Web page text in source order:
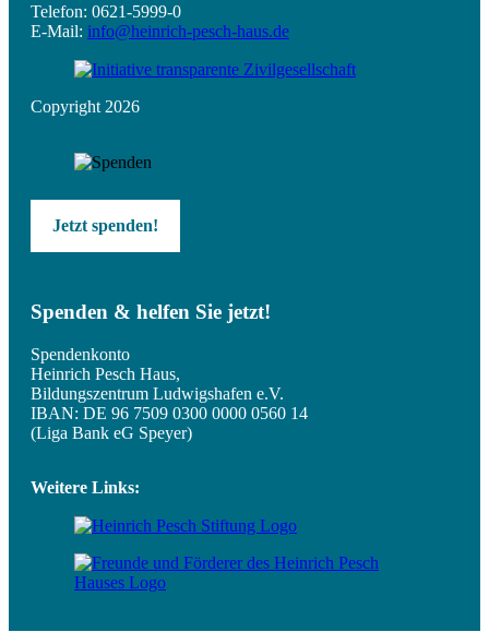
Telefon: 0621-5999-0
E-Mail: info@heinrich-pesch-haus.de
Copyright 2026
Jetzt spenden!
Spenden & helfen Sie jetzt!
Spendenkonto
Heinrich Pesch Haus,
Bildungszentrum Ludwigshafen e.V.
IBAN: DE 96 7509 0300 0000 0560 14
(Liga Bank eG Speyer)
Weitere Links: